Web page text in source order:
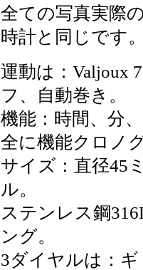
全ての写真実際
時計と同じです
運動は：Valjoux
フ、自動巻き。
機能：時間、分
全に機能クロノ
サイズ：直径45
ル。
ステンレス鋼
ング。
3ダイヤルは：